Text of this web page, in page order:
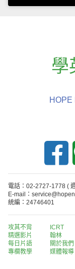
學
HOPE
電話：02-2727-1778 (
E-mail：
統編：24746401
攻其不背
精選影片
每日片語
專欄教學
ICRT
翰林
關於我們
媒體報導